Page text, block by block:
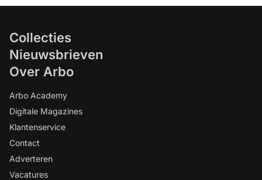
Collecties
Nieuwsbrieven
Over Arbo
Arbo Academy
Digitale Magazines
Klantenservice
Contact
Adverteren
Vacatures